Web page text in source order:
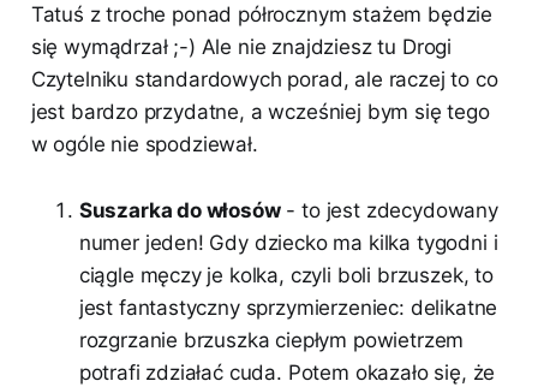
Tatuś z troche ponad półrocznym stażem będzie
się wymądrzał ;-) Ale nie znajdziesz tu Drogi
Czytelniku standardowych porad, ale raczej to co
jest bardzo przydatne, a wcześniej bym się tego
w ogóle nie spodziewał.
Suszarka do włosów- to jest zdecydowany
numer jeden! Gdy dziecko ma kilka tygodni i
ciągle męczy je kolka, czyli boli brzuszek, to
jest fantastyczny sprzymierzeniec: delikatne
rozgrzanie brzuszka ciepłym powietrzem
potrafi zdziałać cuda. Potem okazało się, że